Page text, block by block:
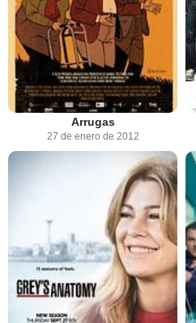
Arrugas
27 de enero de 2012